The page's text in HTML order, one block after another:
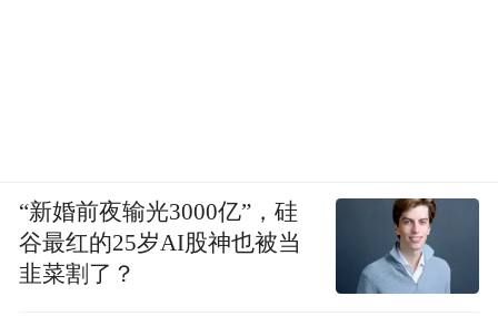
“新婚前夜输光3000亿”，硅
谷最红的25岁AI股神也被当
韭菜割了？